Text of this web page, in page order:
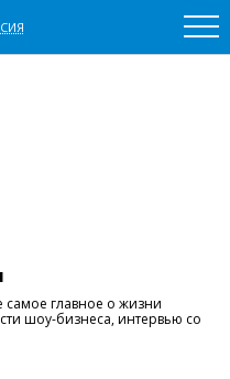
главное о жизни
шоу-бизнеса, интервью со